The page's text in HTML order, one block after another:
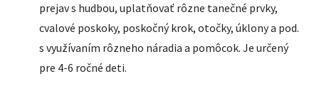
prejav s hudbou, uplatňovať rôzne tanečné prvky,
cvalové poskoky, poskočný krok, otočky, úklony a pod.
s využívaním rôzneho náradia a pomôcok. Je určený
pre 4-6 ročné deti.